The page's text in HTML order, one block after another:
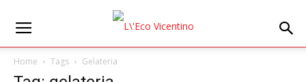
Home Tags Gelateria